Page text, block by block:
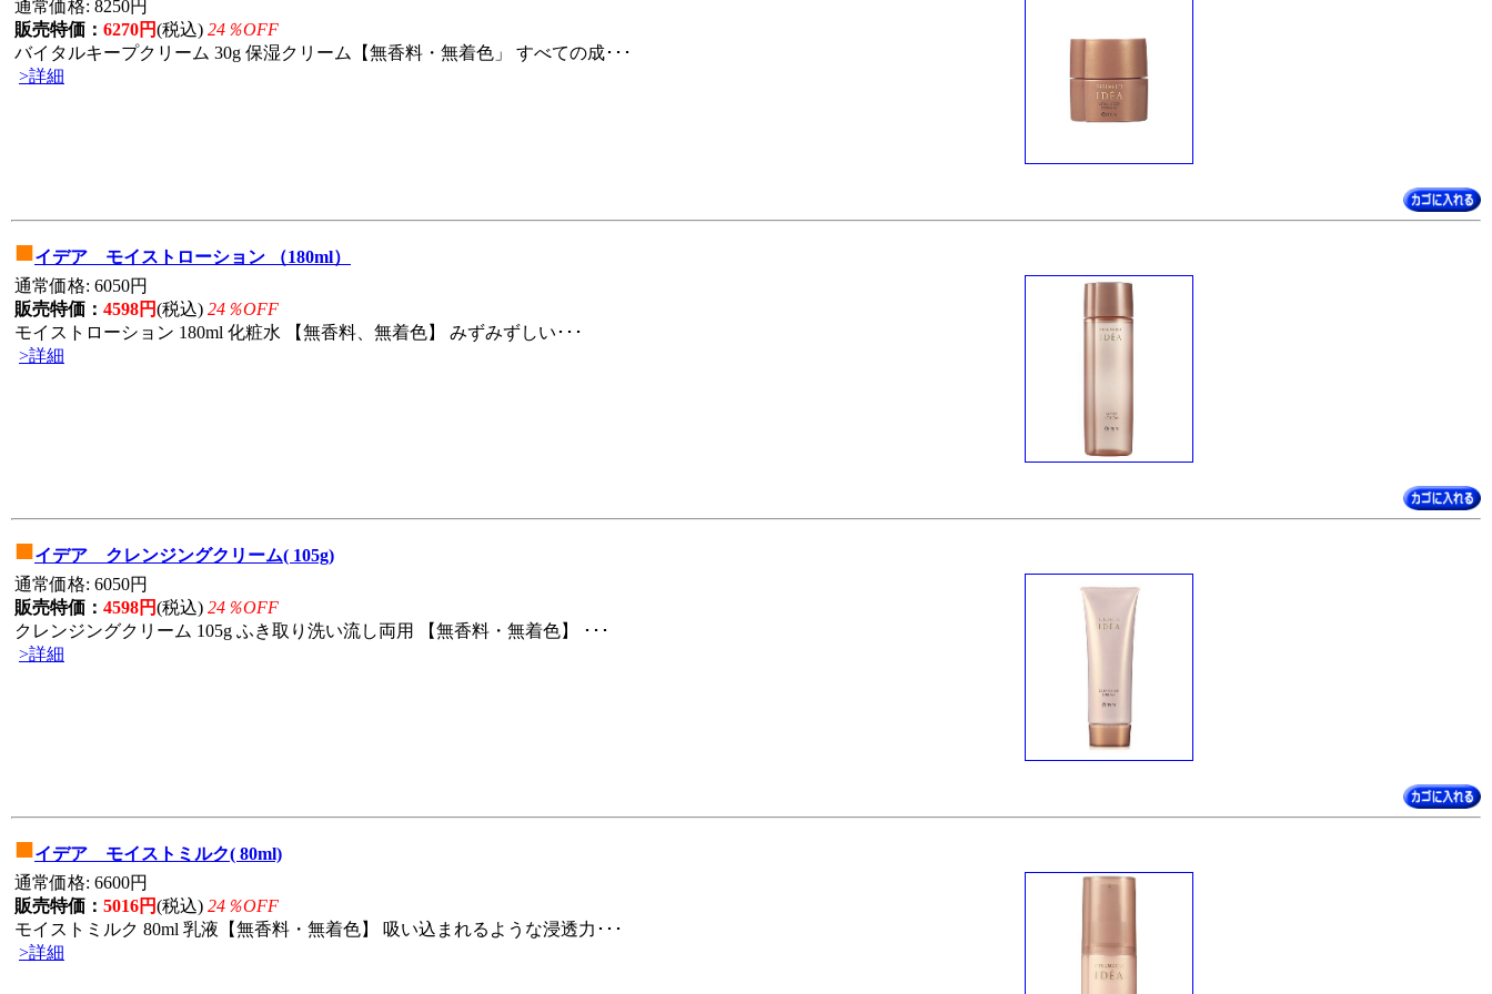
通常価格: 8250円
販売特価： 6270円(税込) 24％OFF
バイタルキープクリーム 30g 保湿クリーム【無香料・無着色」 すべての成･･･
>詳細
■イデア モイストローション （180ml）
通常価格: 6050円
販売特価： 4598円(税込) 24％OFF
モイストローション 180ml 化粧水 【無香料、無着色】 みずみずしい･･･
>詳細
■イデア クレンジングクリーム( 105g)
通常価格: 6050円
販売特価： 4598円(税込) 24％OFF
クレンジングクリーム 105g ふき取り洗い流し両用 【無香料・無着色】 ･･･
>詳細
■イデア モイストミルク( 80ml)
通常価格: 6600円
販売特価： 5016円(税込) 24％OFF
モイストミルク 80ml 乳液【無香料・無着色】 吸い込まれるような浸透力･･･
>詳細